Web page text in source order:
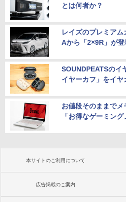
とは何者か？
レイズのプレミア
Aから「2×9R」が登
SOUNDPEATSのイ
イヤーカフ」をイヤ
お値段そのままで
「お得なゲーミング
本サイトのご利用について
広告掲載のご案内